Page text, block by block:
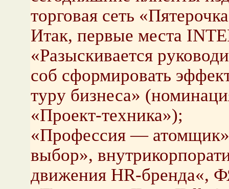
тор­го­вая сеть
Итак, пер­вые места
«Разыс­ки­ва­ет­ся
соб сфор­ми­ро­вать
ту­ру биз­не­са»
«Про­ект-тех­ни­ка»);
«Про­фес­сия —
выбор»,
дви­же­ния HR-